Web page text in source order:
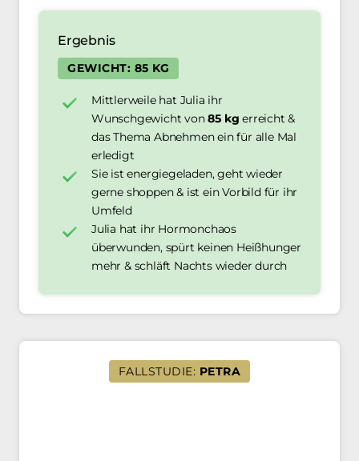
Ergebnis
GEWICHT: 85 KG
Mittlerweile hat Julia ihr
Wunschgewicht von 85 kg erreicht &
das Thema Abnehmen ein für alle Mal
erledigt
Sie ist energiegeladen, geht wieder
gerne shoppen & ist ein Vorbild für ihr
Umfeld
Julia hat ihr Hormonchaos
überwunden, spürt keinen Heißhunger
mehr & schläft Nachts wieder durch
FALLSTUDIE: PETRA